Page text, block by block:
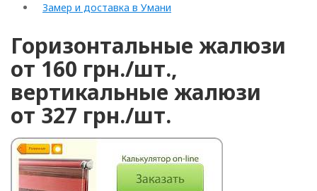
Замер и доставка в Умани
Горизонтальные жалюзи
от 160 грн./шт.,
вертикальные жалюзи
от 327 грн./шт.